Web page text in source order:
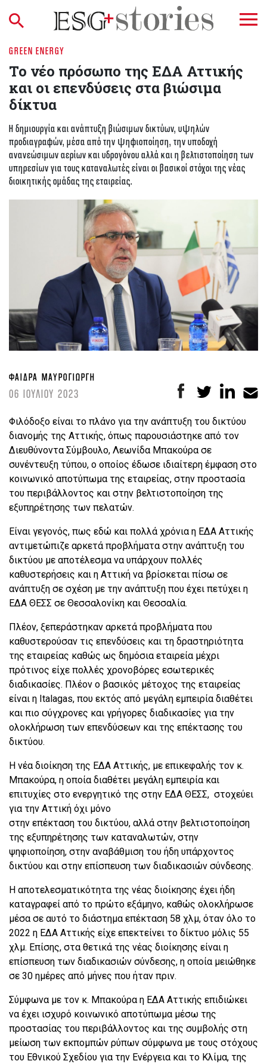
GREEN ENERGY
Το νέο πρόσωπο της ΕΔΑ Αττικής
και οι επενδύσεις στα βιώσιμα
δίκτυα
Η δημιουργία και ανάπτυξη βιώσιμων δικτύων, υψηλών
προδιαγραφών, μέσα από την ψηφιοποίηση, την υποδοχή
ανανεώσιμων αερίων και υδρογόνου αλλά και η βελτιστοποίηση των
υπηρεσίων για τους καταναλωτές είναι οι βασικοί στόχοι της νέας
διοικητικής ομάδας της εταιρείας.
ΦΑΊΔΡΑ ΜΑΥΡΟΓΙΏΡΓΗ
06 ΙΟΥΛΙΟΥ 2023
Φιλόδοξο είναι το πλάνο για την ανάπτυξη του δικτύου
διανομής της Αττικής, όπως παρουσιάστηκε από τον
Διευθύνοντα Σύμβουλο, Λεωνίδα Μπακούρα σε
συνέντευξη τύπου, ο οποίος έδωσε ιδιαίτερη έμφαση στο
κοινωνικό αποτύπωμα της εταιρείας, στην προστασία
του περιβάλλοντος και στην βελτιστοποίηση της
εξυπηρέτησης των πελατών.
Είναι γεγονός, πως εδώ και πολλά χρόνια η ΕΔΑ Αττικής
αντιμετώπιζε αρκετά προβλήματα στην ανάπτυξη του
δικτύου με αποτέλεσμα να υπάρχουν πολλές
καθυστερήσεις και η Αττική να βρίσκεται πίσω σε
ανάπτυξη σε σχέση με την ανάπτυξη που έχει πετύχει η
ΕΔΑ ΘΕΣΣ σε Θεσσαλονίκη και Θεσσαλία.
Πλέον, ξεπεράστηκαν αρκετά προβλήματα που
καθυστερούσαν τις επενδύσεις και τη δραστηριότητα
της εταιρείας καθώς ως δημόσια εταιρεία μέχρι
πρότινος είχε πολλές χρονοβόρες εσωτερικές
διαδικασίες. Πλέον ο βασικός μέτοχος της εταιρείας
είναι η Italagas, που εκτός από μεγάλη εμπειρία διαθέτει
και πιο σύγχρονες και γρήγορες διαδικασίες για την
ολοκλήρωση των επενδύσεων και της επέκτασης του
δικτύου.
Η νέα διοίκηση της ΕΔΑ Αττικής, με επικεφαλής τον κ.
Μπακούρα, η οποία διαθέτει μεγάλη εμπειρία και
επιτυχίες στο ενεργητικό της στην ΕΔΑ ΘΕΣΣ, στοχεύει
για την Αττική όχι μόνο
στην επέκταση του δικτύου, αλλά στην βελτιστοποίηση
της εξυπηρέτησης των καταναλωτών, στην
ψηφιοποίηση, στην αναβάθμιση του ήδη υπάρχοντος
δικτύου και στην επίσπευση των διαδικασιών σύνδεσης.
Η αποτελεσματικότητα της νέας διοίκησης έχει ήδη
καταγραφεί από το πρώτο εξάμηνο, καθώς ολοκλήρωσε
μέσα σε αυτό το διάστημα επέκταση 58 χλμ, όταν όλο το
2022 η ΕΔΑ Αττικής είχε επεκτείνει το δίκτυο μόλις 55
χλμ. Επίσης, στα θετικά της νέας διοίκησης είναι η
επίσπευση των διαδικασιών σύνδεσης, η οποία μειώθηκε
σε 30 ημέρες από μήνες που ήταν πριν.
Σύμφωνα με τον κ. Μπακούρα η ΕΔΑ Αττικής επιδιώκει
να έχει ισχυρό κοινωνικό αποτύπωμα μέσω της
προστασίας του περιβάλλοντος και της συμβολής στη
μείωση των εκπομπών ρύπων σύμφωνα με τους στόχους
του Εθνικού Σχεδίου για την Ενέργεια και το Κλίμα, της